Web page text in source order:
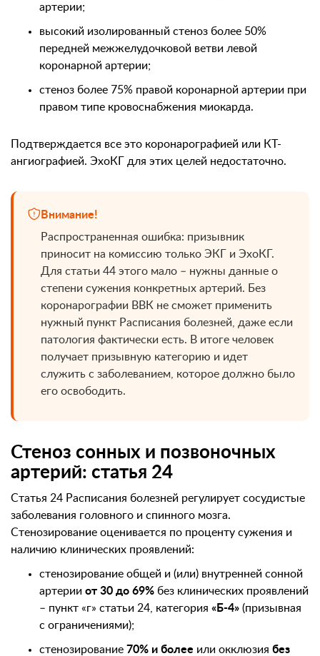
артерии;
высокий изолированный стеноз более 50%
передней межжелудочковой ветви левой
коронарной артерии;
стеноз более 75% правой коронарной артерии при
правом типе кровоснабжения миокарда.
Подтверждается все это коронарографией или КТ-
ангиографией. ЭхоКГ для этих целей недостаточно.
Внимание!
Распространенная ошибка: призывник
приносит на комиссию только ЭКГ и ЭхоКГ.
Для статьи 44 этого мало – нужны данные о
степени сужения конкретных артерий. Без
коронарографии ВВК не сможет применить
нужный пункт Расписания болезней, даже если
патология фактически есть. В итоге человек
получает призывную категорию и идет
служить с заболеванием, которое должно было
его освободить.
Стеноз сонных и позвоночных
артерий: статья 24
Статья 24 Расписания болезней регулирует сосудистые
заболевания головного и спинного мозга.
Стенозирование оценивается по проценту сужения и
наличию клинических проявлений:
стенозирование общей и (или) внутренней сонной
артерии от 30 до 69% без клинических проявлений
– пункт «г» статьи 24, категория «Б-4» (призывная
с ограничениями);
стенозирование 70% и более или окклюзия без